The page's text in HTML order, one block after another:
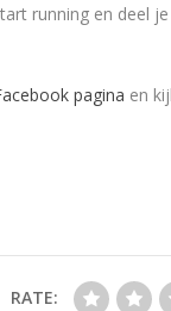
running en deel
pagina en
RATE: